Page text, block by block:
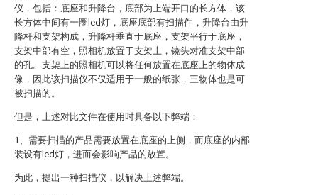
仪，包括：底座和升降台，底部为上端开口的长方体，该
长方体中间有一圈led灯，底座底部有扫描件，升降台由升
降杆和支架构成，升降杆垂直于底座，支架平行于底座，
支架中部有空，照相机放置于支架上，镜头对准支架中部
的孔。支架上的照相机可以将任何放置在底座上的物体成
像，因此该扫描仪不仅适用于一般的纸张，三物体也是可
被扫描的。
但是，上述对比文件在使用时具备以下弊端：
1、需要扫描的产品需要放置在底座的上侧，而底座的内部
装设有led灯，进而会影响产品的放置。
为此，提出一种扫描仪，以解决上述弊端。